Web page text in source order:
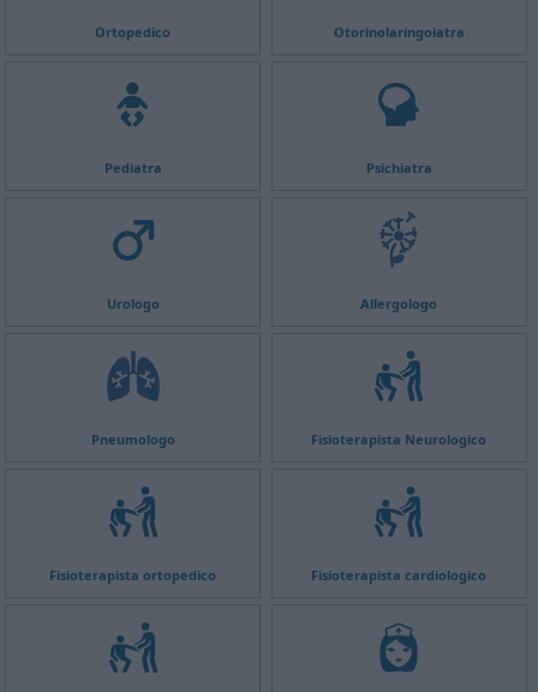
Ortopedico Otorinolaringoiatra
Pediatra Psichiatra
Urologo Allergologo
Pneumologo Fisioterapista Neurologico
Fisioterapista ortopedico Fisioterapista cardiologico